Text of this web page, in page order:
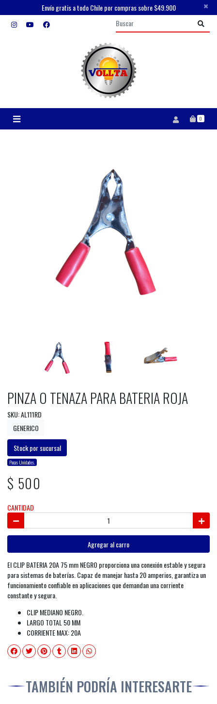
Envío gratis a todo Chile por compras sobre $49.900 ×
0
PINZA O TENAZA PARA BATERIA ROJA
SKU: AL111RD
GENERICO
Stock por sucursal
Pocas Unidades.
$ 500
CANTIDAD
Agregar al carro
El CLIP BATERIA 20A 75 mm NEGRO proporciona una conexión estable y segura
para sistemas de baterías. Capaz de manejar hasta 20 amperios, garantiza un
funcionamiento confiable en aplicaciones que demandan una corriente
constante y segura.
CLIP MEDIANO NEGRO.
LARGO TOTAL 50 MM
CORRIENTE MAX: 20A
TAMBIÉN PODRÍA INTERESARTE